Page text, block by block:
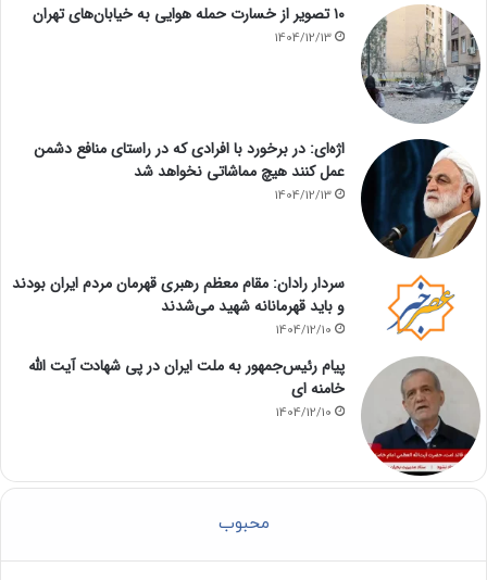
۱۰ تصویر از خسارت حمله هوایی به خیابان‌های تهران
1404/12/13
اژه‌ای: در برخورد با افرادی که در راستای منافع دشمن
عمل کنند هیچ مماشاتی نخواهد شد
1404/12/13
سردار رادان: مقام معظم رهبری قهرمان مردم ایران بودند
و باید قهرمانانه شهید می‌شدند
1404/12/10
پیام رئیس‌جمهور به ملت ایران در پی شهادت آیت الله
خامنه ای
1404/12/10
محبوب